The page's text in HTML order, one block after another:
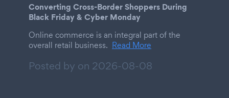
Converting Cross-Border Shoppers During
Black Friday & Cyber Monday
Online commerce is an integral part of the
overall retail business. Read More
Posted by on 2026-08-08